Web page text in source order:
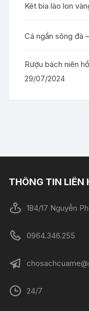
Két bia lào lon
Cá ngần sông đà
Rượu bách niên
29/07/2024
THÔNG TIN LIÊN
184/17 Nguyễn
0964.346.255
24/7